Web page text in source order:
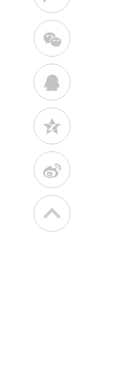
w
q
z
t